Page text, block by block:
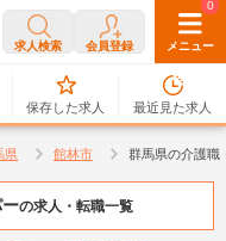
求人検索 会員登録 メニュー
0
保存した求人
0
最近見た求人
県 館林市 群馬県の介護職
の求人・転職一覧